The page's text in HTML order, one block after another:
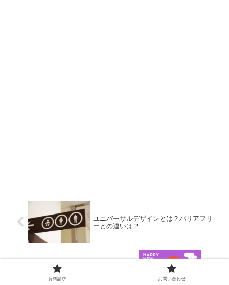
ユニバーサルデザインとは？バリアフリ
ーとの違いは？
無料で使える年賀状印刷デザインテンプ
レート サイト&アプリ7選
資料請求 お問い合わせ